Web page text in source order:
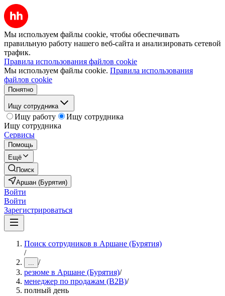
Мы используем файлы cookie, чтобы обеспечивать
правильную работу нашего веб-сайта и анализировать сетевой
трафик.
Правила использования файлов cookie
Мы используем файлы cookie. Правила использования
файлов cookie
Понятно
Ищу сотрудника
Ищу работу
Ищу сотрудника
Ищу сотрудника
Сервисы
Помощь
Ещё
Поиск
Аршан (Бурятия)
Войти
Войти
Зарегистрироваться
Поиск сотрудников в Аршане (Бурятия)
/
... /
резюме в Аршане (Бурятия)/
менеджер по продажам (B2B)/
полный день